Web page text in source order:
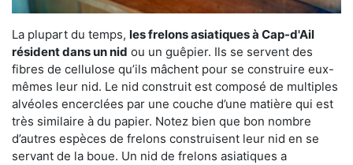
La plupart du temps, les frelons asiatiques à Cap-d'Ail
résident dans un nid ou un guêpier. Ils se servent des
fibres de cellulose qu’ils mâchent pour se construire eux-
mêmes leur nid. Le nid construit est composé de multiples
alvéoles encerclées par une couche d’une matière qui est
très similaire à du papier. Notez bien que bon nombre
d’autres espèces de frelons construisent leur nid en se
servant de la boue. Un nid de frelons asiatiques a